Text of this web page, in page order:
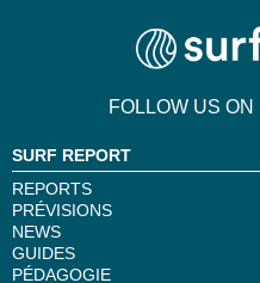
FOLLOW US ON
SURF REPORT
REPORTS
PRÉVISIONS
NEWS
GUIDES
PÉDAGOGIE